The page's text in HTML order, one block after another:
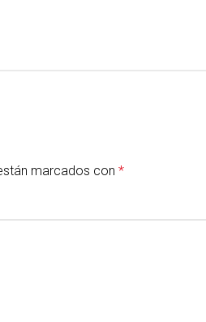
marcados con *